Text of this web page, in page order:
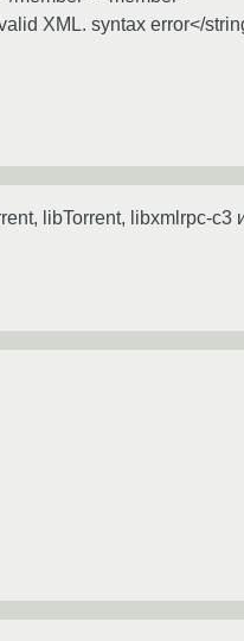
XML. syntax error</
libTorrent, libxmlrpc-c3